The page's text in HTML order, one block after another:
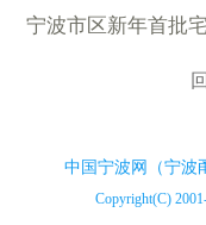
中国宁波网（宁波
Copyright(C)